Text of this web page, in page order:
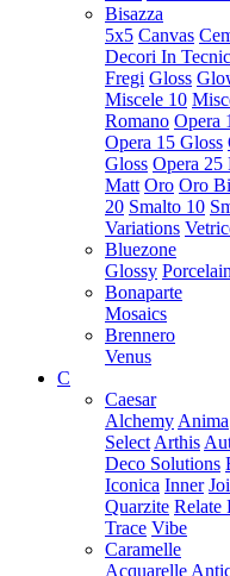
Bisazza
5x5 Canvas
Decori In
Fregi Gloss
Miscele 10
Romano Opera
Opera 15 Gloss
Gloss Opera 25
Matt Oro Oro
20 Smalto 10
Variations
Bluezone
Glossy Porcelain
Bonaparte
Mosaics
Brennero
Venus
C
Caesar
Alchemy Anima
Select Arthis
Deco Solutions
Iconica Inner
Quarzite Relate
Trace Vibe
Caramelle
Acquarelle